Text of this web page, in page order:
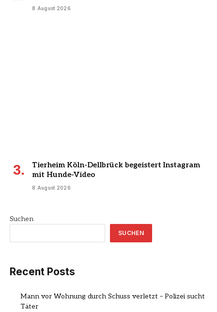
8 August 2026
Tierheim Köln-Dellbrück begeistert Instagram
mit Hunde-Video
8 August 2026
Suchen
SUCHEN
Recent Posts
Mann vor Wohnung durch Schuss verletzt – Polizei sucht
Täter